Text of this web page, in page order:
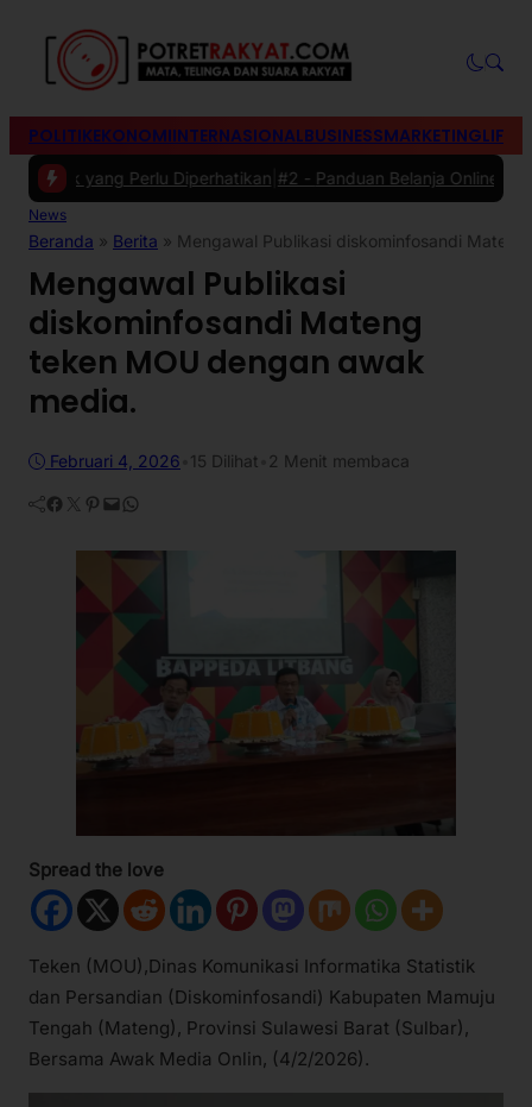
POLITIKEKONOMIINTERNASIONALBUSINESSMARKETING
yang Perlu Diperhatikan|#2 -Panduan Belanja Online Cerdas:
News
Beranda » Berita » Mengawal Publikasi diskominfosandi
Mengawal Publikasi
diskominfosandi Mateng
teken MOU dengan awak
media.
Februari 4, 2026 15 Dilihat 2 Menit membaca
Facebook Twitter Pinterest Mail WhatsApp
Spread the love
Teken (MOU),Dinas Komunikasi Informatika Statistik
dan Persandian (Diskominfosandi) Kabupaten Mamuju
Tengah (Mateng), Provinsi Sulawesi Barat (Sulbar),
Bersama Awak Media Onlin, (4/2/2026).